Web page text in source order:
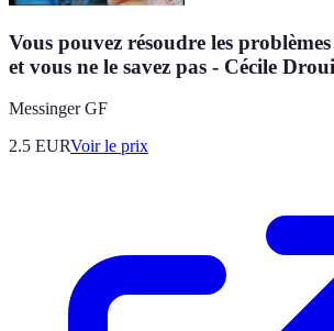
Vous pouvez résoudre les
et vous ne le savez pas - Cécile
Messinger GF
2.5 EURVoir le prix